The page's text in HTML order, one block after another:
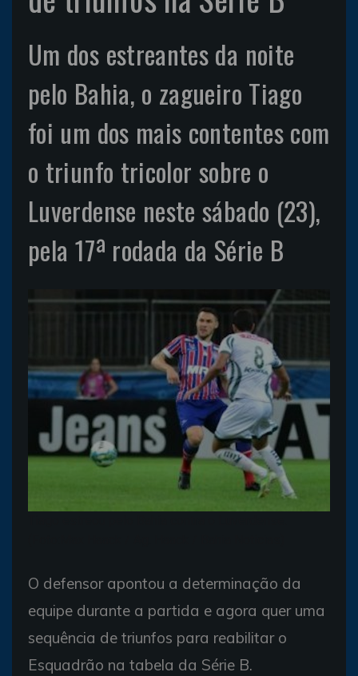
Um dos estreantes da noite
pelo Bahia, o zagueiro Tiago
foi um dos mais contentes com
o triunfo tricolor sobre o
Luverdense neste sábado (23),
pela 17ª rodada da Série B
O defensor apontou a determinação da
equipe durante a partida e agora quer uma
sequência de triunfos para reabilitar o
Esquadrão na tabela da Série B.